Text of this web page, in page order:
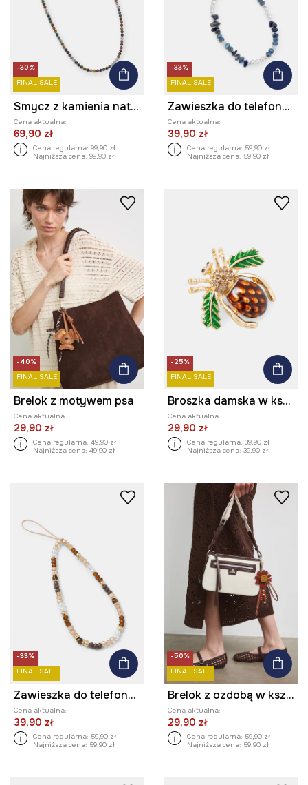
-30%
FINAL SALE
Smycz z kamienia naturalnego turmalinu
Cena aktualna:
69,90 zł
Cena regularna: 99,90 zł
Najniższa cena: 99,90 zł
-33%
FINAL SALE
Zawieszka do telefonu z koralikami i lapis lazuli
Cena aktualna:
39,90 zł
Cena regularna: 59,90 zł
Najniższa cena: 59,90 zł
-40%
FINAL SALE
Brelok z motywem psa
Cena aktualna:
29,90 zł
Cena regularna: 49,90 zł
Najniższa cena: 49,90 zł
-25%
FINAL SALE
Broszka damska w kształcie owada
Cena aktualna:
29,90 zł
Cena regularna: 39,90 zł
Najniższa cena: 39,90 zł
-33%
FINAL SALE
Zawieszka do telefonu z koralikami i tygrysim okiem
Cena aktualna:
39,90 zł
Cena regularna: 59,90 zł
Najniższa cena: 59,90 zł
-50%
FINAL SALE
Brelok z ozdobą w kształcie kwiatu
Cena aktualna:
29,90 zł
Cena regularna: 59,90 zł
Najniższa cena: 59,90 zł